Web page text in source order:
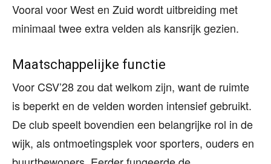
Vooral voor West en Zuid wordt uitbreiding met
minimaal twee extra velden als kansrijk gezien.
Maatschappelijke functie
Voor CSV’28 zou dat welkom zijn, want de ruimte
is beperkt en de velden worden intensief gebruikt.
De club speelt bovendien een belangrijke rol in de
wijk, als ontmoetingsplek voor sporters, ouders en